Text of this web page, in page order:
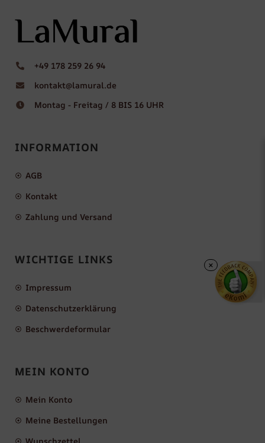
+49 178 259 26 94
kontakt@lamural.de
Montag - Freitag / 8 BIS 16 UHR
INFORMATION
AGB
Kontakt
Zahlung und Versand
WICHTIGE LINKS
Impressum
Datenschutzerklärung
Beschwerdeformular
MEIN KONTO
Mein Konto
Meine Bestellungen
×